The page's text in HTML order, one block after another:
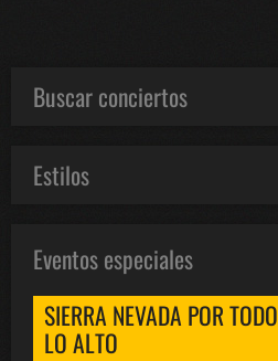
Buscar conciertos
Estilos
Eventos especiales
SIERRA NEVADA POR TODO
LO ALTO